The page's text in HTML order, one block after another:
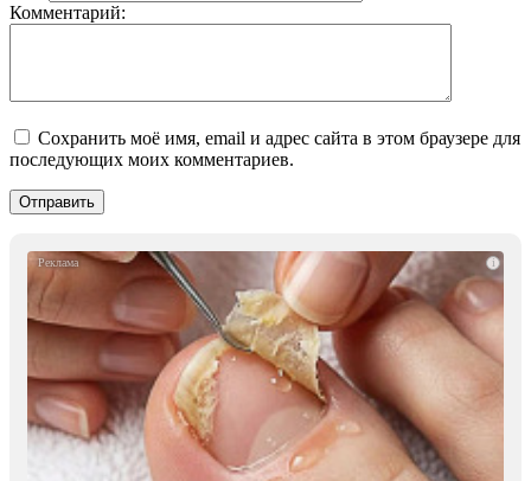
Комментарий:
Сохранить моё имя, email и адрес сайта в этом браузере для
последующих моих комментариев.
i